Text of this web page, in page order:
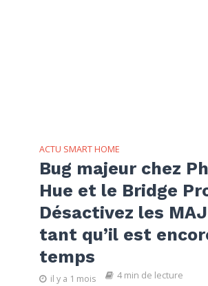
ACTU SMART HOME
Bug majeur chez
Hue et le Bridge
Désactivez les
tant qu’il est
temps
il y a 1 mois 4 min de lecture